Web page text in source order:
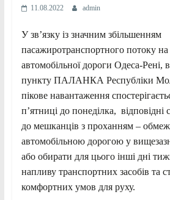
11.08.2022 admin
У зв’язку із значним збільшенням
пасажиротранспортного потоку на
автомобільної дороги Одеса-Рені,
пункту ПАЛАНКА Республіки
пікове навантаження
п’ятниці до понеділка, відповідні
до мешканців з проханням –
автомобільною дорогою у
або обирати для цього інші дні
напливу транспортних засобів та
комфортних умов для руху.